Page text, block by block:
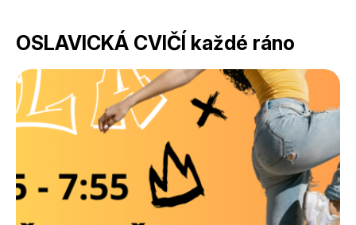
OSLAVICKÁ CVIČÍ každé ráno